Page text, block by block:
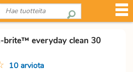
brite™ everyday clean 30
10 arviota